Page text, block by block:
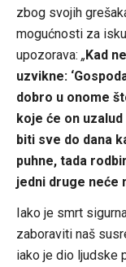
zbog svojih
mogućnosti za
upozorava: „Kad
uzvikne:
dobro u onome
koje će on
biti sve do dana
puhne, tada
jedni druge neće
Iako je smrt
zaboraviti naš
iako je dio ljudske